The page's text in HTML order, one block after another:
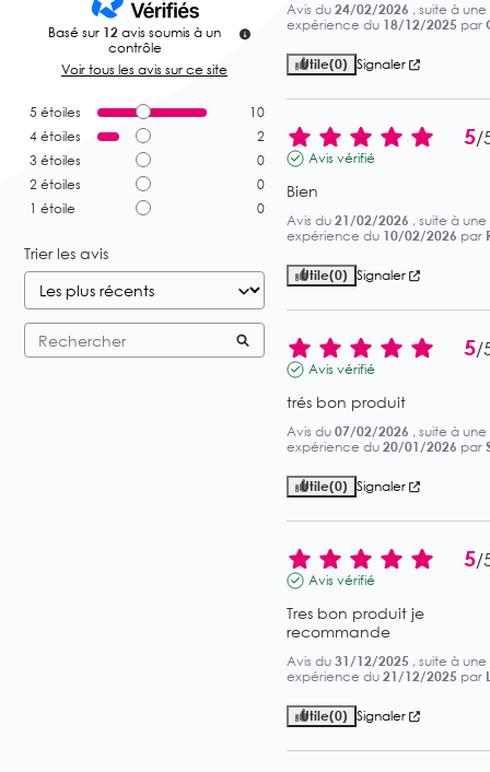
Basé sur 12 avis soumis à un
contrôle
Voir tous les avis sur ce site
5 étoiles
10
4 étoiles
2
3 étoiles
0
2 étoiles
0
1 étoile 0
Trier les avis
Avis du 24/02/2026 , suite à une
expérience du 18/12/2025 par
Utile(0) Signaler
5/
Avis vérifié
Bien
Avis du 21/02/2026 , suite à une
expérience du 10/02/2026 par
Utile(0) Signaler
5/
Avis vérifié
trés bon produit
Avis du 07/02/2026 , suite à une
expérience du 20/01/2026 par
Utile(0) Signaler
5/
Avis vérifié
Tres bon produit je
recommande
Avis du 31/12/2025 , suite à une
expérience du 21/12/2025 par
Utile(0) Signaler